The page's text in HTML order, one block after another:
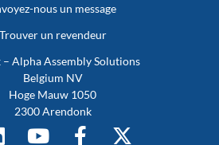
nous un message
Trouver un revendeur
– Alpha Assembly Solutions
Belgium NV
Hoge Mauw 1050
2300 Arendonk